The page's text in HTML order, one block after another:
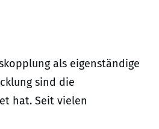
als eigenständige
sind die
hat. Seit vielen